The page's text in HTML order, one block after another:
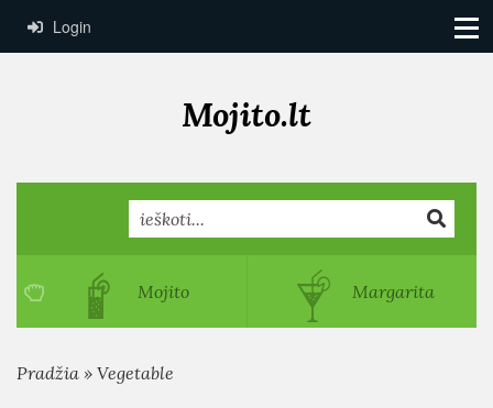
Login
Mojito.lt
Mojito Margarita
Pradžia » Vegetable